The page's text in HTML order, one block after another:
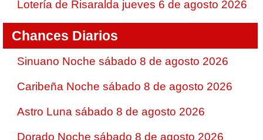
Lotería de Risaralda jueves 6 de agosto 2026
Chances Diarios
Sinuano Noche sábado 8 de agosto 2026
Caribeña Noche sábado 8 de agosto 2026
Astro Luna sábado 8 de agosto 2026
Dorado Noche sábado 8 de agosto 2026